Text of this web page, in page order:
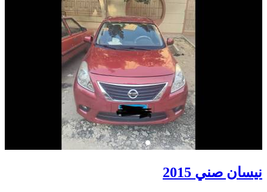
نيسان صني 2015